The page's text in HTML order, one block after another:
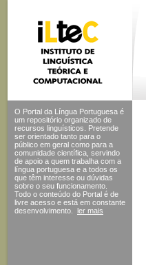
O Portal da Língua Portuguesa é
um repositório organizado de
recursos linguísticos. Pretende
ser orientado tanto para o
público em geral como para a
comunidade científica, servindo
de apoio a quem trabalha com a
língua portuguesa e a todos os
que têm interesse ou dúvidas
sobre o seu funcionamento.
Todo o conteúdo do Portal é de
livre acesso e está em constante
desenvolvimento.
ler mais